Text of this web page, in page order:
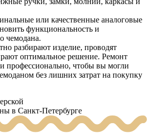
или качественные аналоговые
функциональность и
чемодана.
разбирают изделие, проводят
оптимальное решение. Ремонт
профессионально, чтобы вы могли
без лишних затрат на покупку
в Санкт-Петербурге